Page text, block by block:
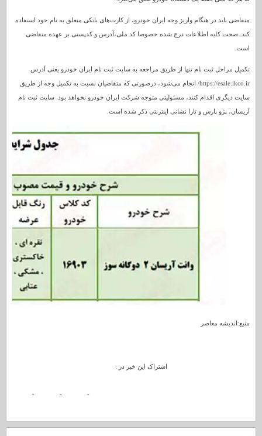
متقاضی باید در هنگام واریز وجه ایران خودرو، از کارت‌های بانکی متعلق به نام خود استفاده
کند. صحت کلیه اطلاعات درج شده خصوصا کد ملی،آدرس و کدپستی بر عهده متقاضی
است.
تکمیل مراحل ثبت نام تنها از طریق مراجعه به سایت ثبت نام ایران خودرو یعنی آدرس
https://esale.ikco.ir/ انجام می‌شود، درصورتی که متقاضیان نسبت به تکمیل وجه از طریق
سایت دیگری اقدام کنند، مسئولیتی متوجه شرکت ایران خودرو نخواهد بود. سایت ثبت نام
آریسان، پژو پارس و تارا نشانی اینترنتی ذکر شده است.
منبع:اندیشه معاصر
اشتراک این خبر در :